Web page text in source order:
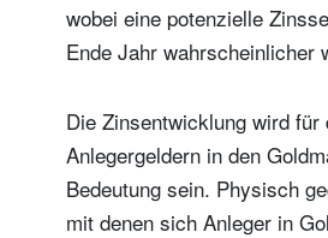
wobei eine potenzielle
Ende Jahr wahrscheinlicher
Die Zinsentwicklung wird
Anlegergeldern in den
Bedeutung sein. Physisch
mit denen sich Anleger in